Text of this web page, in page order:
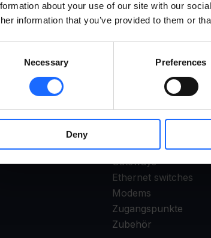
about your use of our site with our
information that you’ve provided to them or
Necessary Preferences
Deny
PRODUKTE
Router
Gateways
Ethernet switches
Modems
Zugangspunkte
Zubehör